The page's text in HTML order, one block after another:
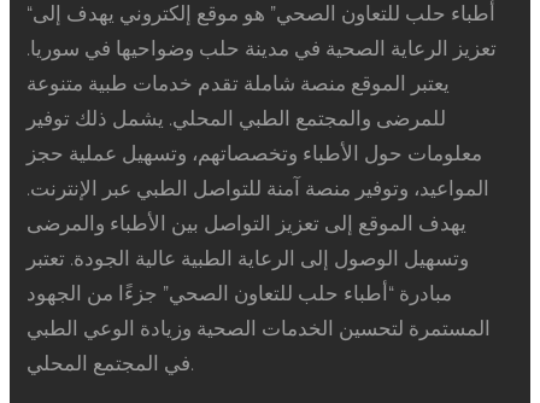
“أطباء حلب للتعاون الصحي” هو موقع إلكتروني يهدف إلى
تعزيز الرعاية الصحية في مدينة حلب وضواحيها في سوريا.
يعتبر الموقع منصة شاملة تقدم خدمات طبية متنوعة
للمرضى والمجتمع الطبي المحلي. يشمل ذلك توفير
معلومات حول الأطباء وتخصصاتهم، وتسهيل عملية حجز
المواعيد، وتوفير منصة آمنة للتواصل الطبي عبر الإنترنت.
يهدف الموقع إلى تعزيز التواصل بين الأطباء والمرضى
وتسهيل الوصول إلى الرعاية الطبية عالية الجودة. تعتبر
مبادرة “أطباء حلب للتعاون الصحي” جزءًا من الجهود
المستمرة لتحسين الخدمات الصحية وزيادة الوعي الطبي
في المجتمع المحلي.